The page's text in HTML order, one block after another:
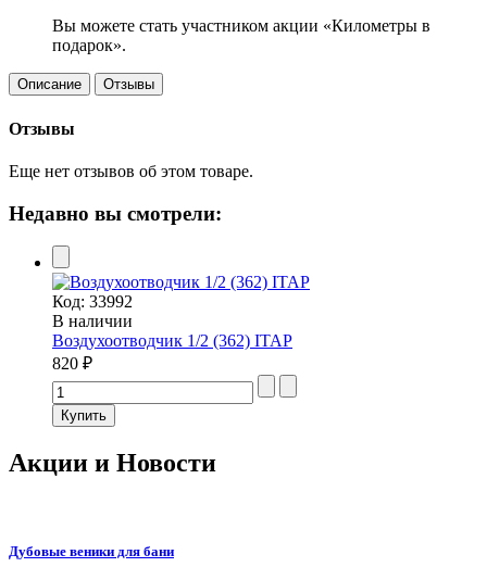
Вы можете стать участником акции «Километры в
подарок».
Описание Отзывы
Отзывы
Еще нет отзывов об этом товаре.
Недавно вы смотрели:
Код: 33992
В наличии
Воздухоотводчик 1/2 (362) ITAP
820 ₽
Акции и Новости
Дубовые веники для бани